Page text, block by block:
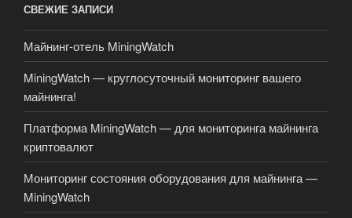
СВЕЖИЕ ЗАПИСИ
Майнинг-отель MiningWatch
MiningWatch — круглосуточный мониторинг вашего
майнинга!
Платформа MiningWatch — для мониторинга майнинга
криптовалют
Мониторинг состояния оборудования для майнинга —
MiningWatch